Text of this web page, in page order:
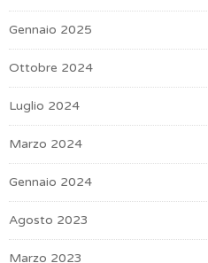
Gennaio 2025
Ottobre 2024
Luglio 2024
Marzo 2024
Gennaio 2024
Agosto 2023
Marzo 2023